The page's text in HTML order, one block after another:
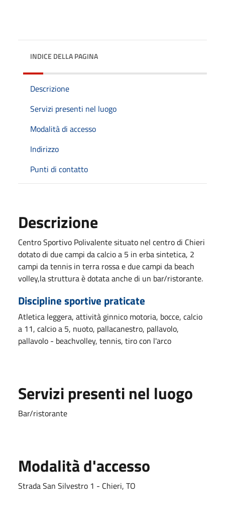
INDICE DELLA PAGINA
Descrizione
Servizi presenti nel luogo
Modalità di accesso
Indirizzo
Punti di contatto
Descrizione
Centro Sportivo Polivalente situato nel centro di Chieri
dotato di due campi da calcio a 5 in erba sintetica, 2
campi da tennis in terra rossa e due campi da beach
volley,la struttura è dotata anche di un bar/ristorante.
Discipline sportive praticate
Atletica leggera, attività ginnico motoria, bocce, calcio
a 11, calcio a 5, nuoto, pallacanestro, pallavolo,
pallavolo - beachvolley, tennis, tiro con l'arco
Servizi presenti nel luogo
Bar/ristorante
Modalità d'accesso
Strada San Silvestro 1 - Chieri, TO